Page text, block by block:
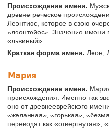
Происхождение имени.
древнегреческое
Леонтиос, которое в свою
«леонтейос». Значение имени
«львиный».
Краткая форма имени. Леон,
Мария
Происхождение имени.
происхождения. Именно так
оно от древнееврейского
«желанная», «горькая»,
переводят как «отвергнутая»,